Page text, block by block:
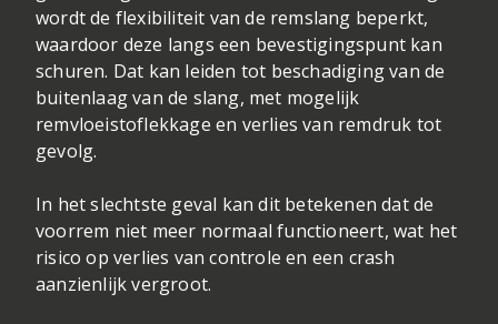
wordt de flexibiliteit van de remslang beperkt,
waardoor deze langs een bevestigingspunt kan
schuren. Dat kan leiden tot beschadiging van de
buitenlaag van de slang, met mogelijk
remvloeistoflekkage en verlies van remdruk tot
gevolg.
In het slechtste geval kan dit betekenen dat de
voorrem niet meer normaal functioneert, wat het
risico op verlies van controle en een crash
aanzienlijk vergroot.